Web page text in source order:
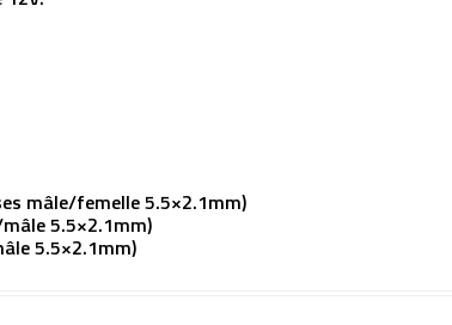
mâle/femelle 5.5×2.1mm)
5.5×2.1mm)
5.5×2.1mm)